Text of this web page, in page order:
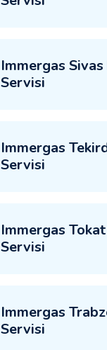
Immergas
Servisi
Immergas
Servisi
Immergas
Servisi
Immergas
Servisi